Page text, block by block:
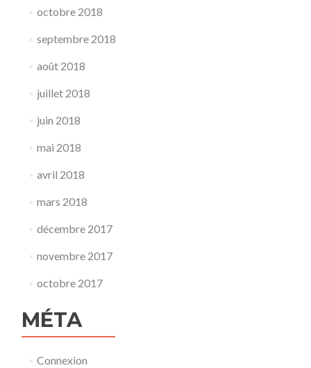
octobre 2018
septembre 2018
août 2018
juillet 2018
juin 2018
mai 2018
avril 2018
mars 2018
décembre 2017
novembre 2017
octobre 2017
MÉTA
Connexion